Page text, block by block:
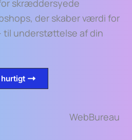
skræddersyede
der skaber værdi for
til understøttelse af din